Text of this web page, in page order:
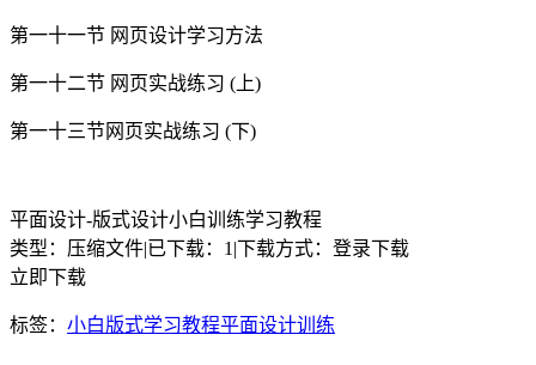
第一十一节 网页设计学习方法
第一十二节 网页实战练习 (上)
第一十三节网页实战练习 (下)
平面设计-版式设计小白训练学习教程
类型：压缩文件|已下载：1 |下载方式：登录下载
立即下载
标签： 小白版式学习教程平面设计训练